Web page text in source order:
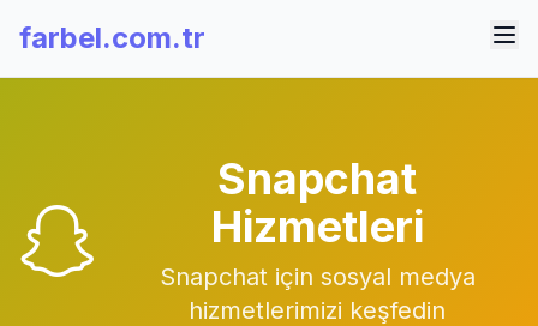
farbel.com.tr
Snapchat
Hizmetleri
Snapchat için sosyal medya
hizmetlerimizi keşfedin